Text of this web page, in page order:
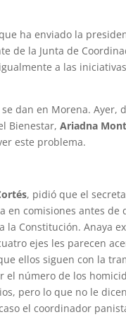
ha enviado la
de la Junta de
a las
dan en Morena. Ayer,
Bienestar,Ariadna
este problema.
, pidió que el
en comisiones antes de
la Constitución. Anaya
ejes les parecen
ellos siguen con la
número de los
pero lo que no le
el coordinador